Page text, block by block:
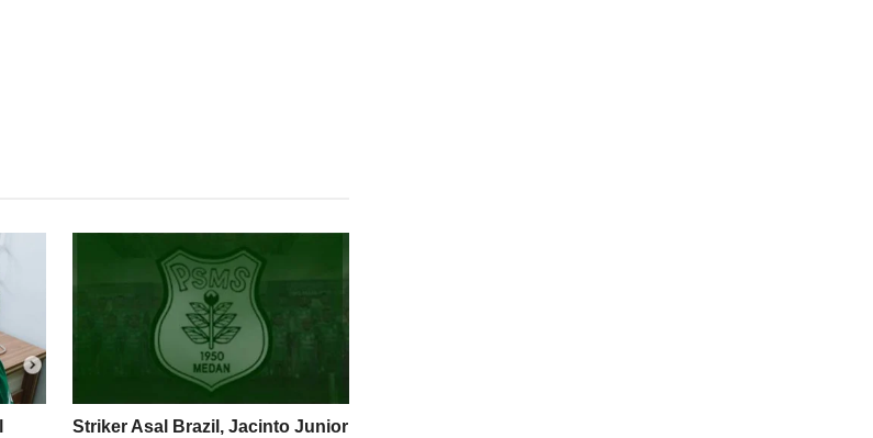
Striker Asal Brazil, Jacinto Junior